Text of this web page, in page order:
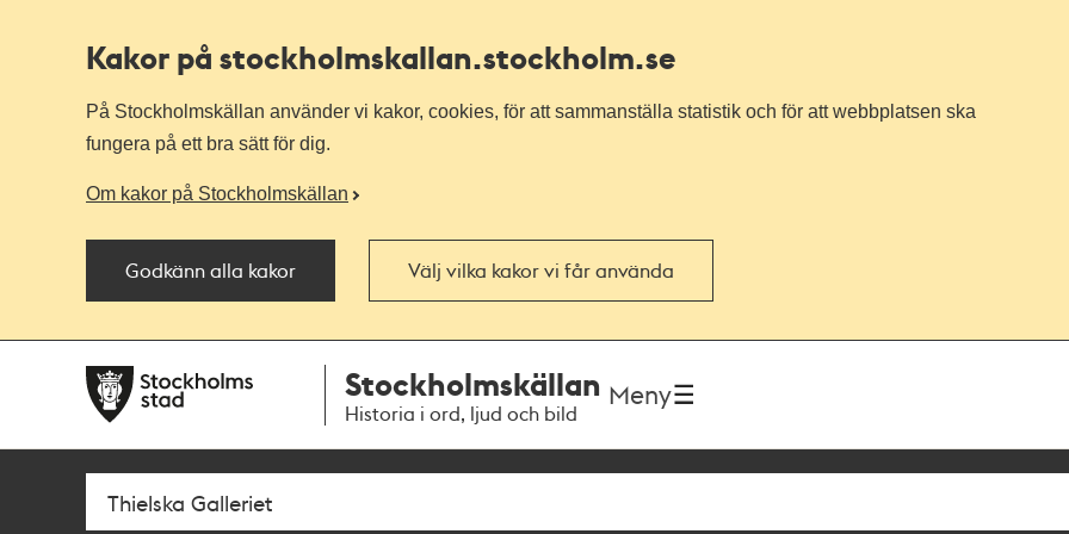
Kakor på stockholmskallan.stockholm.se
På Stockholmskällan använder vi kakor, cookies, för att sammanställa statistik och för att webbplatsen ska
fungera på ett bra sätt för dig.
Om kakor på Stockholmskällan
Godkänn alla kakor Välj vilka kakor vi får använda
navigationen
huvudinnehållet
Stockholmskällan
Historia i ord, ljud och bild
Meny
Sök